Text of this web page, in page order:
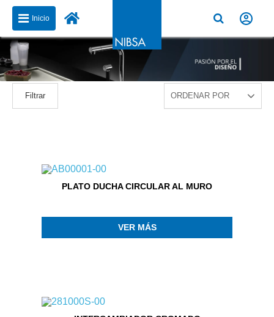
Inicio
Filtrar
PLATO DUCHA CIRCULAR AL MURO
VER MÁS